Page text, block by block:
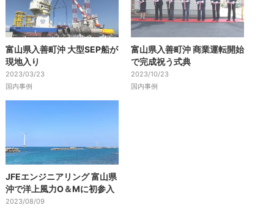
富山県入善町沖 大型SEP船が
現地入り
2023/03/23
国内事例
富山県入善町沖 商業運転開始
で完成祝う式典
2023/10/23
国内事例
JFEエンジニアリング 富山県
沖で洋上風力O＆Mに初参入
2023/08/09